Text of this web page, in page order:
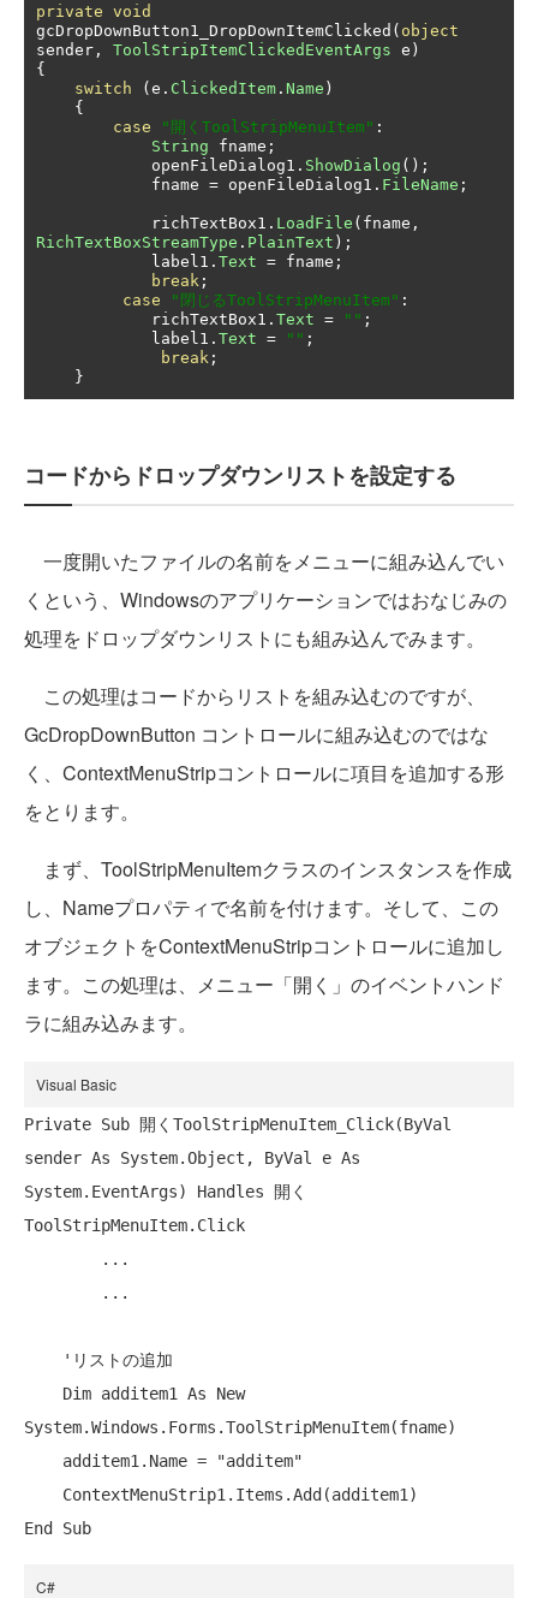
private void
gcDropDownButton1_DropDownItemClicked ( object
sender , ToolStripItemClickedEventArgs e )
{
switch
(e . ClickedItem . Name )
{
case
"開くToolStripMenuItem" :
String fname ;
            openFileDialog1
. ShowDialog ();
            fname
= openFileDialog1 . FileName ;
            richTextBox1
. LoadFile ( fname ,
RichTextBoxStreamType . PlainText );
            label1
. Text = fname ;
break ;
case
"閉じるToolStripMenuItem" :
            richTextBox1
. Text = "" ;
            label1
. Text = "" ;
break ;
}
コードからドロップダウンリストを設定する
一度開いたファイルの名前をメニューに組み込んでい
くという、Windowsのアプリケーションではおなじみの
処理をドロップダウンリストにも組み込んでみます。
この処理はコードからリストを組み込むのですが、
GcDropDownButton コントロールに組み込むのではな
く、ContextMenuStripコントロールに項目を追加する形
をとります。
まず、ToolStripMenuItemクラスのインスタンスを作成
し、Nameプロパティで名前を付けます。そして、この
オブジェクトをContextMenuStripコントロールに追加し
ます。この処理は、メニュー「開く」のイベントハンド
ラに組み込みます。
Visual Basic
Private Sub 開くToolStripMenuItem_Click(ByVal
sender As System.Object, ByVal e As
System.EventArgs) Handles 開く
ToolStripMenuItem.Click
'リストの追加
Dim additem1 As
New
System.Windows.Forms.ToolStripMenuItem(fname)
    additem1.Name =
"additem"
End
Sub
C#